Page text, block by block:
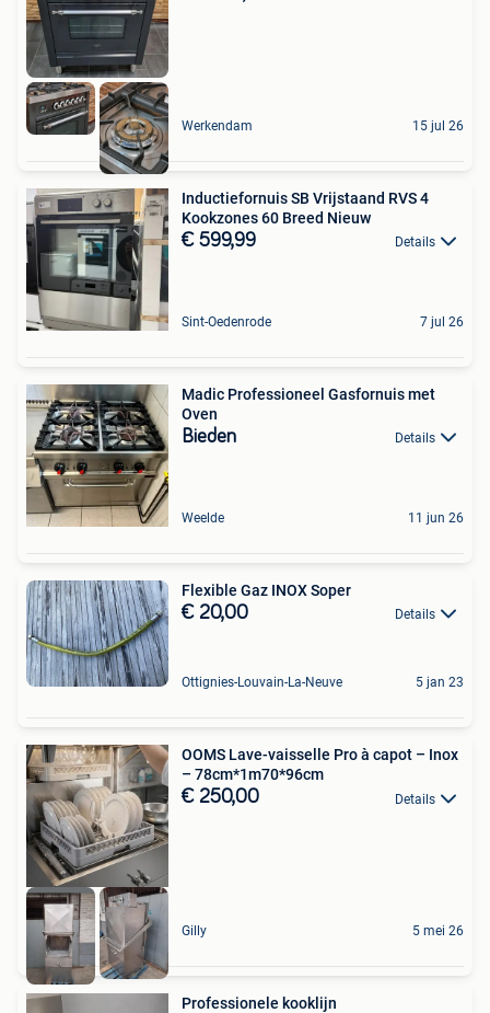
Werkendam 15 jul 26
Inductiefornuis SB Vrijstaand RVS 4
Kookzones 60 Breed Nieuw
€ 599,99 Details
Sint-Oedenrode 7 jul 26
Madic Professioneel Gasfornuis met
Oven
Bieden Details
Weelde 11 jun 26
Flexible Gaz INOX Soper
€ 20,00 Details
Ottignies-Louvain-La-Neuve 5 jan 23
OOMS Lave-vaisselle Pro à capot – Inox
– 78cm*1m70*96cm
€ 250,00 Details
Gilly 5 mei 26
Professionele kooklijn